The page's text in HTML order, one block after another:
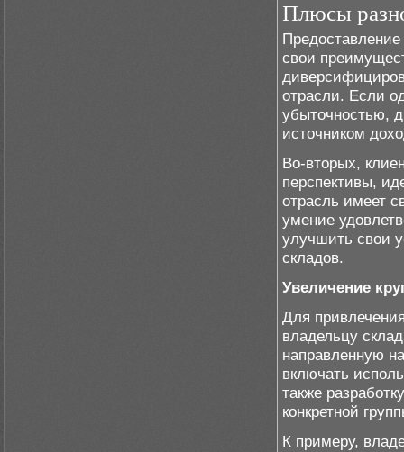
Плюсы
свои
отрасли. Если
убыточностью,
источником
Во-вторых,
перспективы,
отрасль имеет
умение
улучшить свои
складов.
Увеличение
Для
владельцу
направленную
включать
также
конкретной
К примеру,